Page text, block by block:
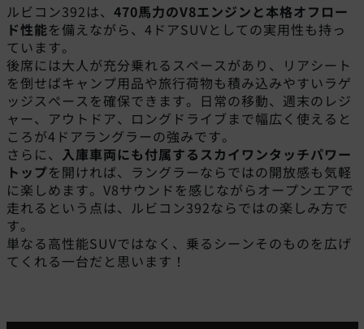
ルビコン392は、 470馬力のV8エンジンと本格オフロー
ド性能を備えながら、4ドアSUVとしての実用性も持っ
ています。
後席には大人が充分乗れるスペースがあり、リアシート
を倒せばキャンプ用品や旅行荷物も積み込みやすいラゲ
ッジスペースを確保できます。日常の移動、週末のレジ
ャー、アウトドア、ロングドライブまで幅広く使えると
ころが4ドアラングラーの強みです。
さらに、
入庫車両にも付属するスカイワンタッチパワー
トップを開ければ、ラングラーならではの開放感も気軽
に楽しめます。V8サウンドを感じながらオープンエアで
走れるという点は、ルビコン392ならではの楽しみ方で
す。
単なる高性能SUVではなく、乗るシーンそのものを広げ
てくれる一台だと思います！